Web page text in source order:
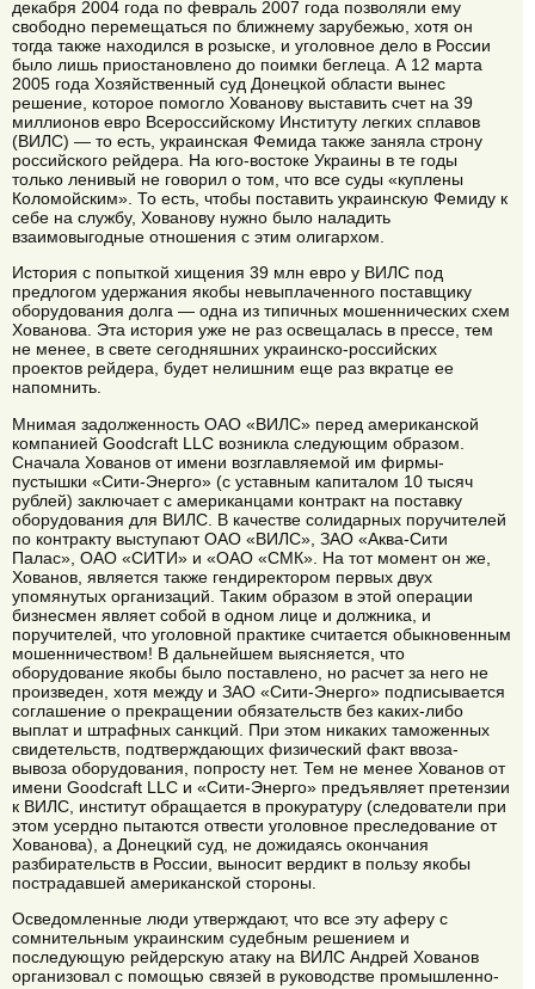
декабря 2004 года по февраль 2007 года позволяли ему
свободно перемещаться по ближнему зарубежью, хотя он
тогда также находился в розыске, и уголовное дело в России
было лишь приостановлено до поимки беглеца. А 12 марта
2005 года Хозяйственный суд Донецкой области вынес
решение, которое помогло Хованову выставить счет на 39
миллионов евро Всероссийскому Институту легких сплавов
(ВИЛС) — то есть, украинская Фемида также заняла строну
российского рейдера. На юго-востоке Украины в те годы
только ленивый не говорил о том, что все суды «куплены
Коломойским». То есть, чтобы поставить украинскую Фемиду к
себе на службу, Хованову нужно было наладить
взаимовыгодные отношения с этим олигархом.
История с попыткой хищения 39 млн евро у ВИЛС под
предлогом удержания якобы невыплаченного поставщику
оборудования долга — одна из типичных мошеннических схем
Хованова. Эта история уже не раз освещалась в прессе, тем
не менее, в свете сегодняшних украинско-российских
проектов рейдера, будет нелишним еще раз вкратце ее
напомнить.
Мнимая задолженность ОАО «ВИЛС» перед американской
компанией Goodcraft LLC возникла следующим образом.
Сначала Хованов от имени возглавляемой им фирмы-
пустышки «Сити-Энерго» (с уставным капиталом 10 тысяч
рублей) заключает с американцами контракт на поставку
оборудования для ВИЛС. В качестве солидарных поручителей
по контракту выступают ОАО «ВИЛС», ЗАО «Аква-Сити
Палас», ОАО «СИТИ» и «ОАО «СМК». На тот момент он же,
Хованов, является также гендиректором первых двух
упомянутых организаций. Таким образом в этой операции
бизнесмен являет собой в одном лице и должника, и
поручителей, что уголовной практике считается обыкновенным
мошенничеством! В дальнейшем выясняется, что
оборудование якобы было поставлено, но расчет за него не
произведен, хотя между и ЗАО «Сити-Энерго» подписывается
соглашение о прекращении обязательств без каких-либо
выплат и штрафных санкций. При этом никаких таможенных
свидетельств, подтверждающих физический факт ввоза-
вывоза оборудования, попросту нет. Тем не менее Хованов от
имени Goodcraft LLC и «Сити-Энерго» предъявляет претензии
к ВИЛС, институт обращается в прокуратуру (следователи при
этом усердно пытаются отвести уголовное преследование от
Хованова), а Донецкий суд, не дожидаясь окончания
разбирательств в России, выносит вердикт в пользу якобы
пострадавшей американской стороны.
Осведомленные люди утверждают, что все эту аферу с
сомнительным украинским судебным решением и
последующую рейдерскую атаку на ВИЛС Андрей Хованов
организовал с помощью связей в руководстве промышленно-